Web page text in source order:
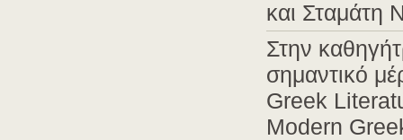
και Σταμάτη
Στην
σημαντικό
Greek
Modern